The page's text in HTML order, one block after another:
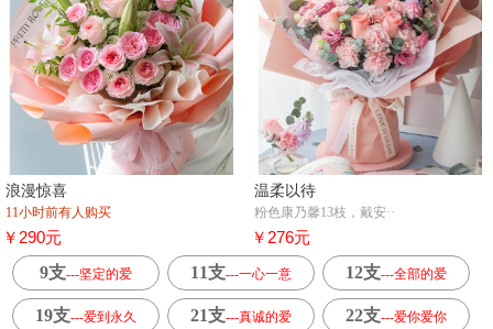
浪漫惊喜
11小时前有人购买
￥290元
温柔以待
粉色康乃馨13枝，戴安··
￥276元
9支---坚定的爱 11支---一心一意 12支---全部的爱
19支---爱到永久 21支---真诚的爱 22支---爱你爱你